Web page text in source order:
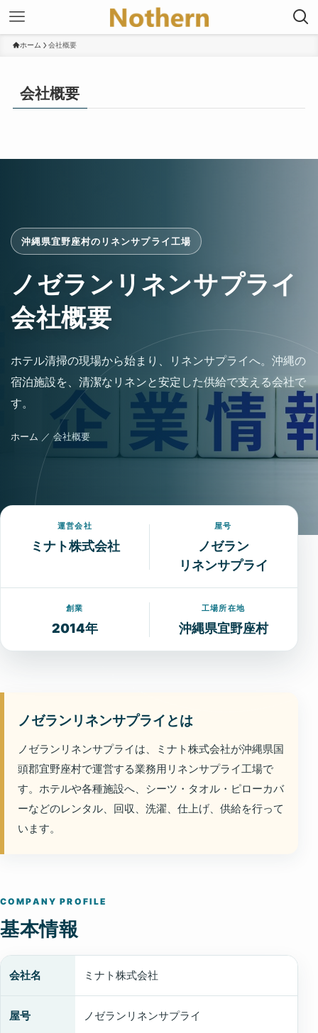
ホーム 会社概要
会社概要
沖縄県宜野座村のリネンサプライ工場
ノゼランリネンサプライ
会社概要
ホテル清掃の現場から始まり、リネンサプライへ。沖縄の
宿泊施設を、清潔なリネンと安定した供給で支える会社で
す。
ホーム ／ 会社概要
運営会社
ミナト株式会社
屋号
ノゼラン
リネンサプライ
創業
2014年
工場所在地
沖縄県宜野座村
ノゼランリネンサプライとは
ノゼランリネンサプライは、ミナト株式会社が沖縄県国
頭郡宜野座村で運営する業務用リネンサプライ工場で
す。ホテルや各種施設へ、シーツ・タオル・ピローカバ
ーなどのレンタル、回収、洗濯、仕上げ、供給を行って
います。
COMPANY PROFILE
基本情報
会社名 ミナト株式会社
屋号 ノゼランリネンサプライ